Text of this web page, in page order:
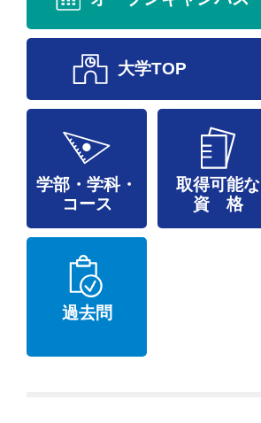
大学TOP
学部・学科・
コース
取得可能な
資 格
過去問